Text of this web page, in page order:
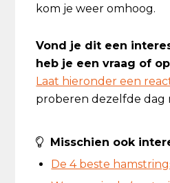
kom je weer omhoog.
Vond je dit een
heb je een vraag of
Laat hieronder een
proberen dezelfde dag
Misschien ook
De 4 beste